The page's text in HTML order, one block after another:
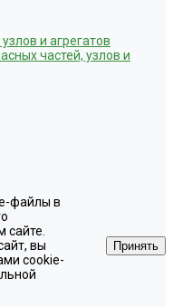
и агрегатов
частей, узлов и
файлы в
сайте.
вы
cookie-
Принять